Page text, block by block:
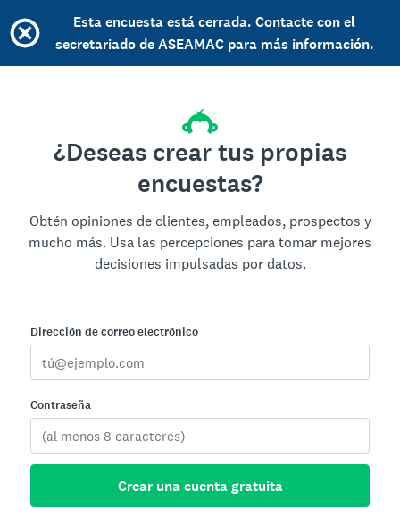
Esta encuesta está cerrada. Contacte con el
secretariado de ASEAMAC para más información.
¿Deseas crear tus propias
encuestas?
Obtén opiniones de clientes, empleados, prospectos y
mucho más. Usa las percepciones para tomar mejores
decisiones impulsadas por datos.
Dirección de correo electrónico
Contraseña
Crear una cuenta gratuita